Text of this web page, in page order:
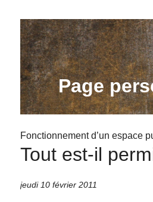
Page
Fonctionnement d’un espace
Tout est-il
jeudi 10 février 2011